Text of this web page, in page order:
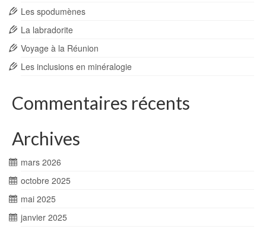
Les spodumènes
La labradorite
Voyage à la Réunion
Les inclusions en minéralogie
Commentaires récents
Archives
mars 2026
octobre 2025
mai 2025
janvier 2025